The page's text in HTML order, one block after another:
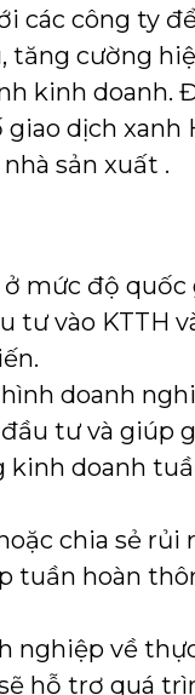
các công ty
tăng cường
kinh doanh.
dịch xanh
sản xuất .
mức độ quốc
vào KTTH
doanh
tư và giúp
doanh
chia sẻ rủi
tuần hoàn
nghiệp về
hỗ trợ quá